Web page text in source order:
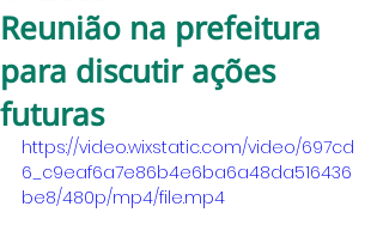
Reunião na prefeitura
para discutir ações
futuras
https://video.wixstatic.com/video/697cd
6_c9eaf6a7e86b4e6ba6a48da516436
be8/480p/mp4/file.mp4